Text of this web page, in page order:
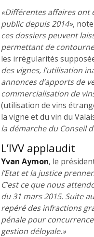
«Différentes affaires ont
public depuis 2014»,
ces dossiers peuvent
permettant de
les irrégularités
des vignes, l’utilisation
annonces d’apports de
commercialisation de
(utilisation de vins
la vigne et du vin du
la démarche du Conseil
L’IVV applaudit
Yvan Aymon, le
l’Etat et la justice
C’est ce que nous
du 31 mars 2015. Suite
repéré des infractions
pénale pour
gestion déloyale.»